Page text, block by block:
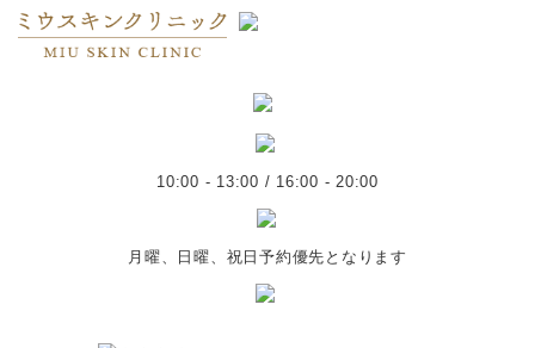
10:00 - 13:00 / 16:00 - 20:00
月曜、日曜、祝日予約優先となります